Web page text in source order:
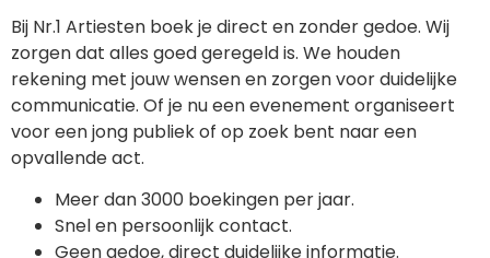
Bij Nr.1 Artiesten boek je direct en zonder gedoe. Wij
zorgen dat alles goed geregeld is. We houden
rekening met jouw wensen en zorgen voor duidelijke
communicatie. Of je nu een evenement organiseert
voor een jong publiek of op zoek bent naar een
opvallende act.
Meer dan 3000 boekingen per jaar.
Snel en persoonlijk contact.
Geen gedoe, direct duidelijke informatie.